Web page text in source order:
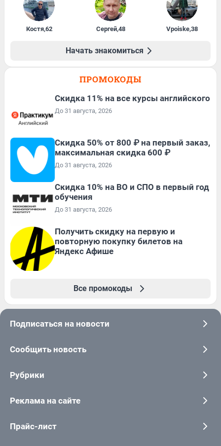
Костя,62 Сергей,48 Vpoiske,38
Начать знакомиться
ПРОМОКОДЫ
Скидка 11% на все курсы английского
До 31 августа, 2026
Скидка 50% от 800 ₽ на первый заказ,
максимальная скидка 600 ₽
До 31 августа, 2026
Скидка 10% на ВО и СПО в первый год
обучения
До 31 августа, 2026
Получить скидку на первую и
повторную покупку билетов на
Яндекс Афише
Все промокоды
Подписаться на новости
Сообщить новость
Рубрики
Реклама на сайте
Прайс-лист